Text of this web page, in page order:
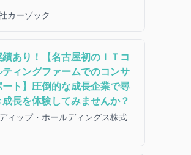
カーゾック
あり！【名古屋初のＩＴコ
ティングファームでのコンサ
ト】圧倒的な成長企業で尋
長を体験してみませんか？
ィップ・ホールディングス株式